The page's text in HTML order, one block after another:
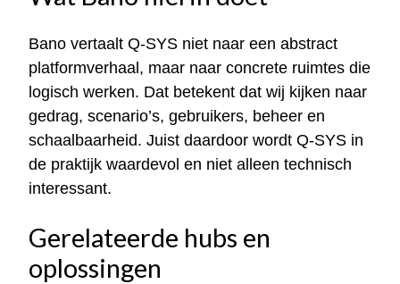
Bano vertaalt Q-SYS niet naar een abstract
platformverhaal, maar naar concrete ruimtes die
logisch werken. Dat betekent dat wij kijken naar
gedrag, scenario’s, gebruikers, beheer en
schaalbaarheid. Juist daardoor wordt Q-SYS in
de praktijk waardevol en niet alleen technisch
interessant.
Gerelateerde hubs en
oplossingen